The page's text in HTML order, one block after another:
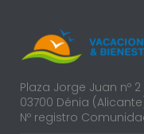
Plaza Jorge Juan nº 2
03700 Dénia
Nº registro